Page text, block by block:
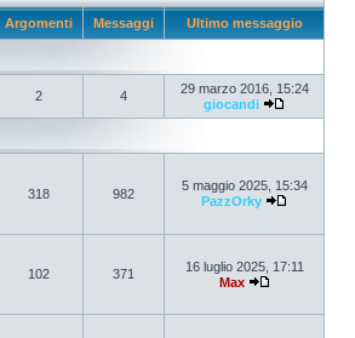
Argomenti Messaggi Ultimo messaggio
2 4
29 marzo 2016, 15:24
giocandi
318 982
5 maggio 2025, 15:34
PazzOrky
102 371
16 luglio 2025, 17:11
Max